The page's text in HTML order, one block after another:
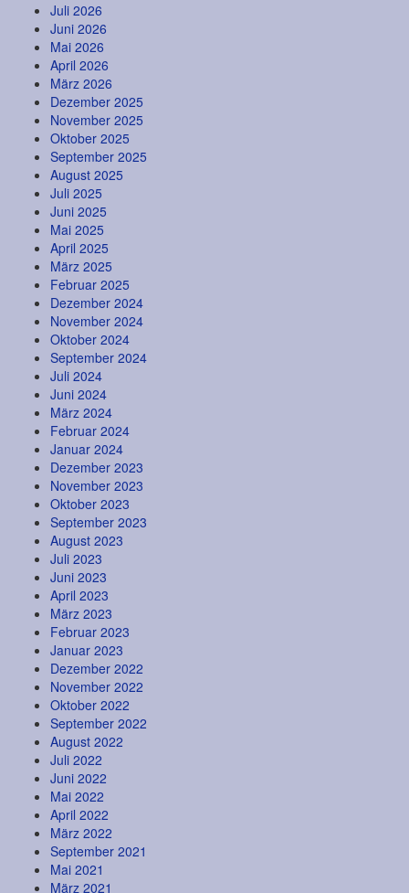
Juli 2026
Juni 2026
Mai 2026
April 2026
März 2026
Dezember 2025
November 2025
Oktober 2025
September 2025
August 2025
Juli 2025
Juni 2025
Mai 2025
April 2025
März 2025
Februar 2025
Dezember 2024
November 2024
Oktober 2024
September 2024
Juli 2024
Juni 2024
März 2024
Februar 2024
Januar 2024
Dezember 2023
November 2023
Oktober 2023
September 2023
August 2023
Juli 2023
Juni 2023
April 2023
März 2023
Februar 2023
Januar 2023
Dezember 2022
November 2022
Oktober 2022
September 2022
August 2022
Juli 2022
Juni 2022
Mai 2022
April 2022
März 2022
September 2021
Mai 2021
März 2021